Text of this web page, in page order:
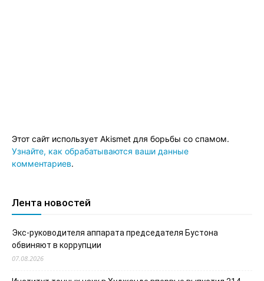
Этот сайт использует Akismet для борьбы со спамом.
Узнайте, как обрабатываются ваши данные
комментариев.
Лента новостей
Экс-руководителя аппарата председателя Бустона
обвиняют в коррупции
07.08.2026